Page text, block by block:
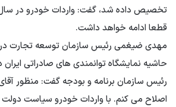
تخصیص داده شد، گفت: واردات خودرو در
قطعا ادامه خواهد داشت.
مهدی ضیغمی رئیس سازمان توسعه تجارت
حاشیه نمایشگاه توانمندی های صادراتی ایران
رئیس سازمان برنامه و بودجه گفت: منظور
اصلاح می کنم. با واردات خودرو سیاست دولت